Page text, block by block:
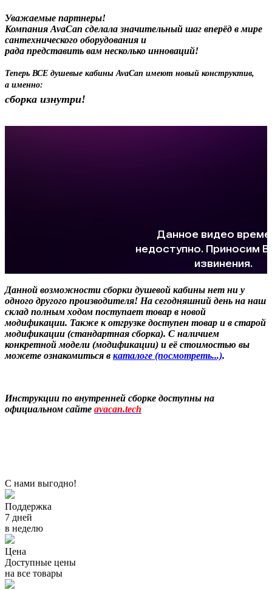
Уважаемые партнеры!
Компания AvaCan сделала значительный шаг вперёд в мире
сантехнического оборудования и
рада представить вам несколько инноваций!
Теперь ВСЕ душевые кабины AvaCan имеют новый конструктив,
а именно:
сборка изнутри!
Данной возможности сборки душевой кабины нет ни у
одного другого производителя! На сегодняшний день на наш
склад полным ходом поступает товар в новой
модификации. Также к отгрузке доступен товар и в старой
модификации (стандартная сборка). С наличием
конкретной модели (модификации) и её стоимостью вы
можете ознакомиться в каталоге (посмотреть...).
Инструкции по внутренней сборке доступны на
официальном сайте avacan.tech
С нами выгодно!
Поддержка
7 дней
в неделю
Цена
Доступные цены
на все товары